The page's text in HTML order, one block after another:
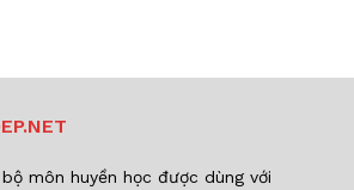
môn huyền học được dùng với